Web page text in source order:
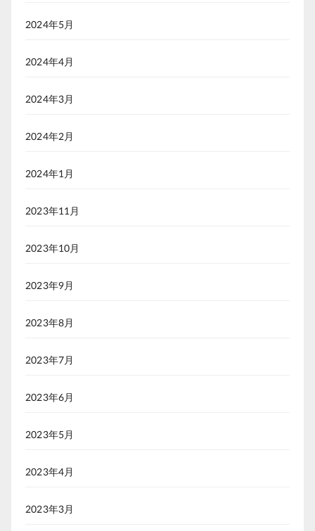
2024年5月
2024年4月
2024年3月
2024年2月
2024年1月
2023年11月
2023年10月
2023年9月
2023年8月
2023年7月
2023年6月
2023年5月
2023年4月
2023年3月